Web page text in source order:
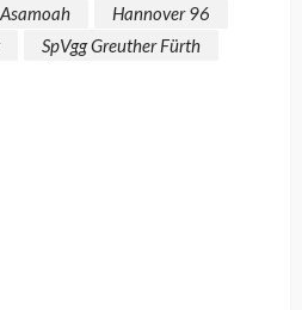
Hannover 96
SpVgg Greuther Fürth